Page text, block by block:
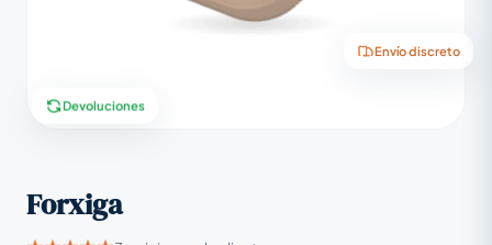
Envío discreto
Devoluciones
Forxiga